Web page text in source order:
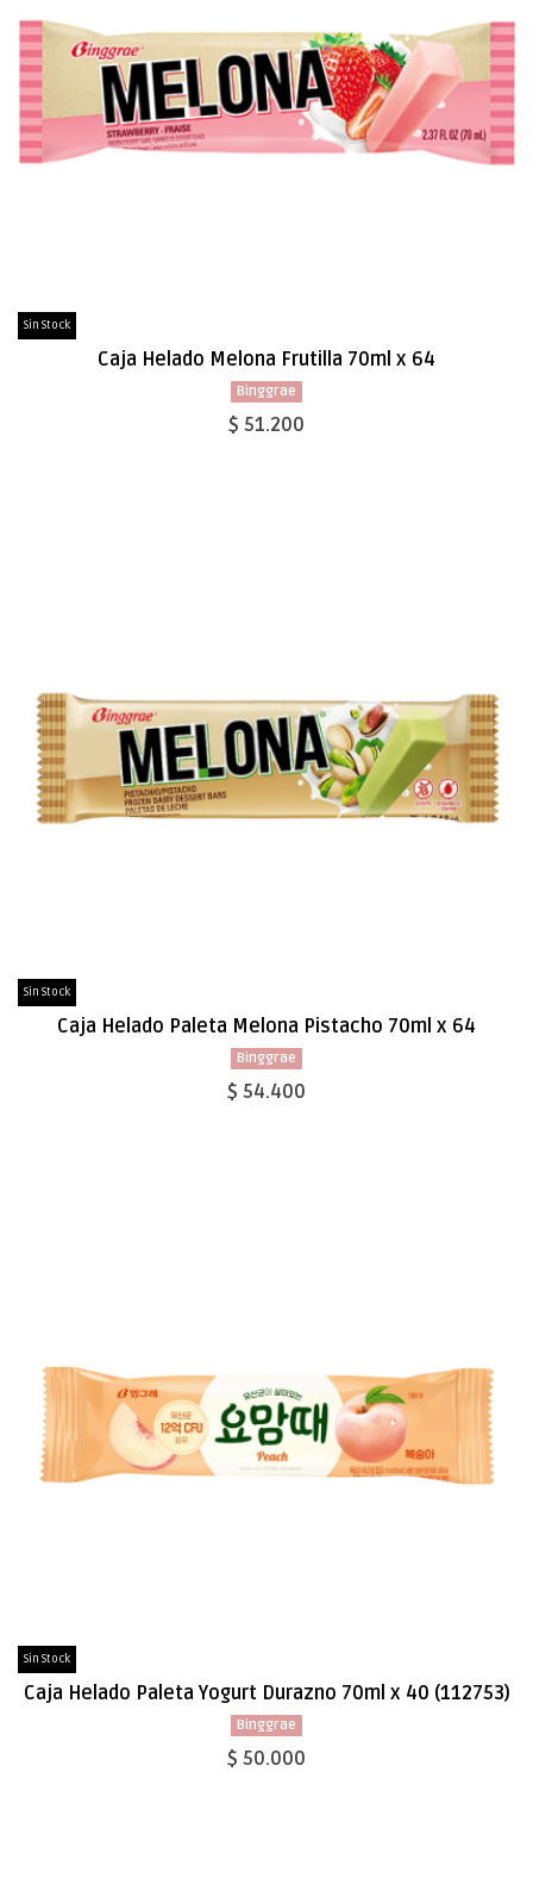
Sin Stock
Caja Helado Melona Frutilla 70ml x 64
Binggrae
$ 51.200
Sin Stock
Caja Helado Paleta Melona Pistacho 70ml x 64
Binggrae
$ 54.400
Sin Stock
Caja Helado Paleta Yogurt Durazno 70ml x 40 (112753)
Binggrae
$ 50.000